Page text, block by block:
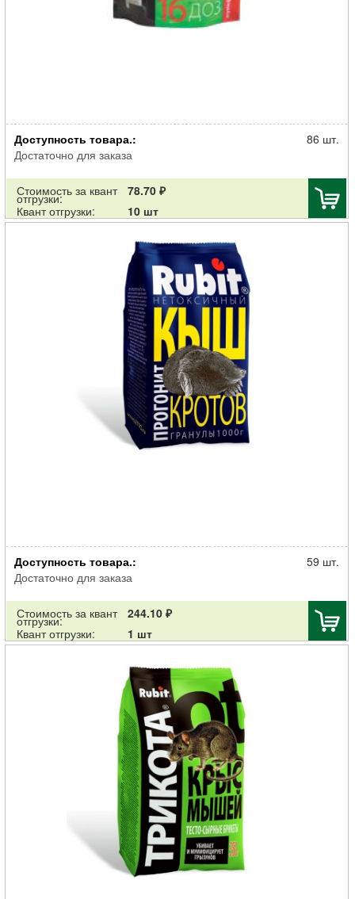
Родентицид Рубит от крыс и мышей мумифиц. приманка тесто
брикет ТРИКОТА 16 доз 150г
Доступность товара.:
Достаточно для заказа
86 шт.
Стоимость за квант
отгрузки:
78.70 ₽
Квант отгрузки:
10 шт
Родентицид Рубит репеллент для отпугивания кротов КЫШ гранулы
Доступность товара.:
Достаточно для заказа
59 шт.
Стоимость за квант
отгрузки:
244.10 ₽
Квант отгрузки:
1 шт